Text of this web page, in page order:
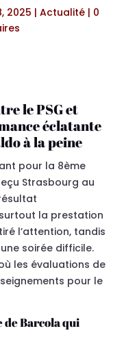
2025 | Actualité| 0
le PSG et
éclatante
à la peine
pour la 8ème
Strasbourg au
la prestation
l’attention, tandis
soirée difficile.
les évaluations de
pour le
Barcola qui